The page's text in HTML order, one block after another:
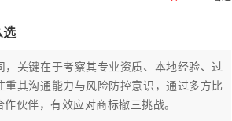
选
关键在于考察其专业资质、本地经验、过
其沟通能力与风险防控意识，通过多方比
伙伴，有效应对商标撤三挑战。